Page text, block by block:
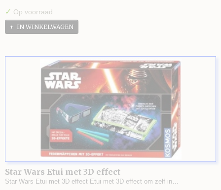
✓ Op voorraad
IN WINKELWAGEN
Star Wars Etui met 3D effect
Star Wars Etui met 3D effect Etui met 3D effect om zelf in…